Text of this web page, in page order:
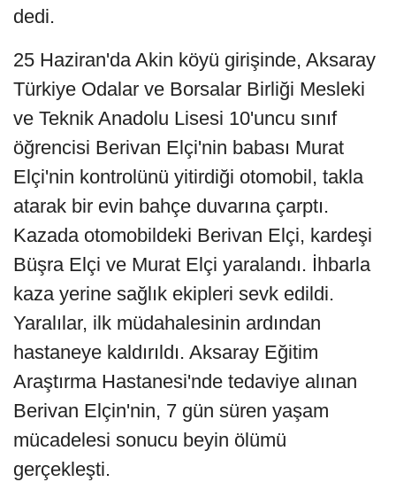
dedi.
25 Haziran'da Akin köyü girişinde, Aksaray
Türkiye Odalar ve Borsalar Birliği Mesleki
ve Teknik Anadolu Lisesi 10'uncu sınıf
öğrencisi Berivan Elçi'nin babası Murat
Elçi'nin kontrolünü yitirdiği otomobil, takla
atarak bir evin bahçe duvarına çarptı.
Kazada otomobildeki Berivan Elçi, kardeşi
Büşra Elçi ve Murat Elçi yaralandı. İhbarla
kaza yerine sağlık ekipleri sevk edildi.
Yaralılar, ilk müdahalesinin ardından
hastaneye kaldırıldı. Aksaray Eğitim
Araştırma Hastanesi'nde tedaviye alınan
Berivan Elçin'nin, 7 gün süren yaşam
mücadelesi sonucu beyin ölümü
gerçekleşti.